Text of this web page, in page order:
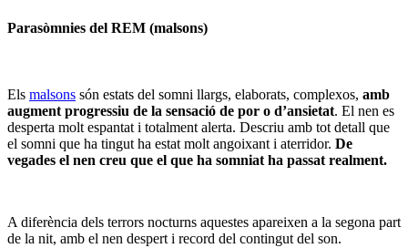
Parasòmnies del REM (malsons)
Els malsons són estats del somni llargs, elaborats, complexos, amb
augment progressiu de la sensació de por o d’ansietat. El nen es
desperta molt espantat i totalment alerta. Descriu amb tot detall que
el somni que ha tingut ha estat molt angoixant i aterridor. De
vegades el nen creu que el que ha somniat ha passat realment.
A diferència dels terrors nocturns aquestes apareixen a la segona part
de la nit, amb el nen despert i record del contingut del son.